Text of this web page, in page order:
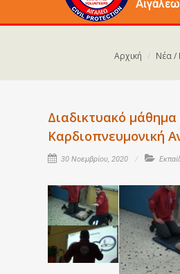
Αρχική Νέα /
Διαδικτυακό
Καρδιοπνευμονική
30 Νοεμβρίου, 2020